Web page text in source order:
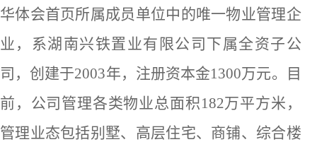
华体会首页所属成员单位中的唯一物业管理企
业，系湖南兴铁置业有限公司下属全资子公
司，创建于2003年，注册资本金1300万元。目
前，公司管理各类物业总面积182万平方米，
管理业态包括别墅、高层住宅、商铺、综合楼